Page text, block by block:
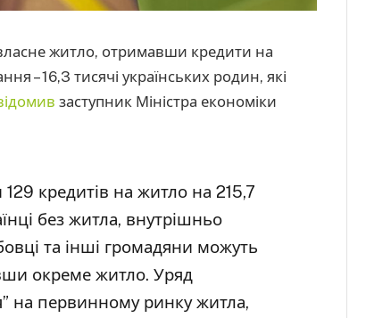
житло, отримавши кредити на
– 16,3 тисячі українських родин, які
заступник Міністра економіки
кредитів на житло на 215,7
без житла, внутрішньо
та інші громадяни можуть
окреме житло. Уряд
на первинному ринку житла,